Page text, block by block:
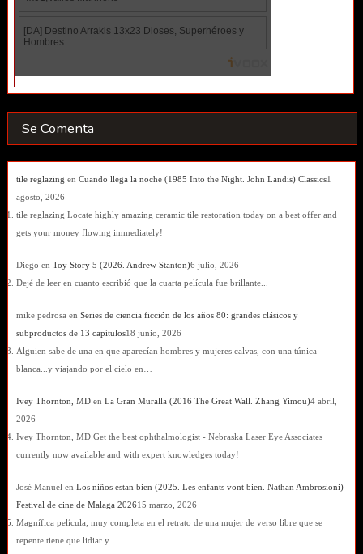
Se Comenta
tile reglazing en Cuando llega la noche (1985 Into the Night. John Landis) Classics1
agosto, 2026
tile reglazing Locate highly amazing ceramic tile restoration today on a best offer and
gets your money flowing immediately!
Diego en Toy Story 5 (2026. Andrew Stanton)6 julio, 2026
Dejé de leer en cuanto escribió que la cuarta película fue brillante...
mike pedrosa en Series de ciencia ficción de los años 80: grandes clásicos y
subproductos de 13 capítulos18 junio, 2026
Alguien sabe de una en que aparecían hombres y mujeres calvas, con una túnica
blanca...y viajando por el cielo en…
Ivey Thornton, MDen La Gran Muralla (2016 The Great Wall. Zhang Yimou)4 abril,
2026
Ivey Thornton, MD Get the best ophthalmologist - Nebraska Laser Eye Associates
currently now available and with expert knowledges today!
José Manuel en Los niños estan bien (2025. Les enfants vont bien. Nathan Ambrosioni)
Festival de cine de Malaga 202615 marzo, 2026
Magnífica película; muy completa en el retrato de una mujer de verso libre que se
repente tiene que lidiar y…